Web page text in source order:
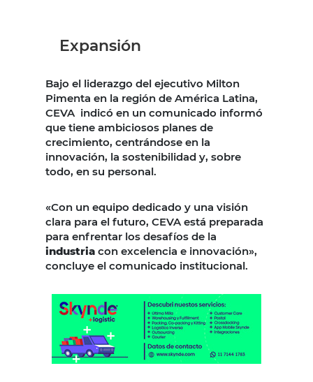
Expansión
Bajo el liderazgo del ejecutivo Milton
Pimenta en la región de América Latina,
CEVA indicó en un comunicado informó
que tiene ambiciosos planes de
crecimiento, centrándose en la
innovación, la sostenibilidad y, sobre
todo, en su personal.
«Con un equipo dedicado y una visión
clara para el futuro, CEVA está preparada
para enfrentar los desafíos de la
industria con excelencia e innovación»,
concluye el comunicado institucional.